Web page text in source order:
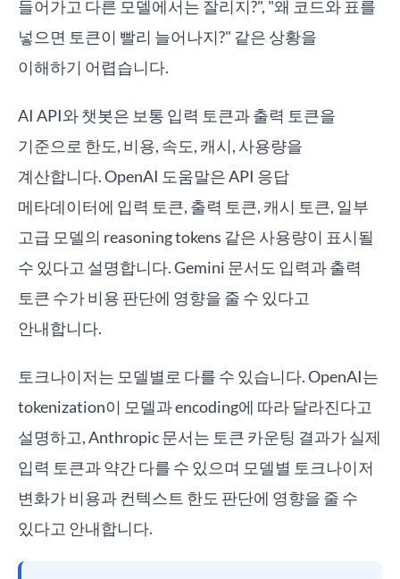
들어가고 다른 모델에서는 잘리지?", "왜 코드와 표를
넣으면 토큰이 빨리 늘어나지?" 같은 상황을
이해하기 어렵습니다.
AI API와 챗봇은 보통 입력 토큰과 출력 토큰을
기준으로 한도, 비용, 속도, 캐시, 사용량을
계산합니다. OpenAI 도움말은 API 응답
메타데이터에 입력 토큰, 출력 토큰, 캐시 토큰, 일부
고급 모델의 reasoning tokens 같은 사용량이 표시될
수 있다고 설명합니다. Gemini 문서도 입력과 출력
토큰 수가 비용 판단에 영향을 줄 수 있다고
안내합니다.
토크나이저는 모델별로 다를 수 있습니다. OpenAI는
tokenization이 모델과 encoding에 따라 달라진다고
설명하고, Anthropic 문서는 토큰 카운팅 결과가 실제
입력 토큰과 약간 다를 수 있으며 모델별 토크나이저
변화가 비용과 컨텍스트 한도 판단에 영향을 줄 수
있다고 안내합니다.